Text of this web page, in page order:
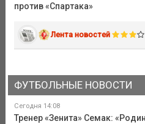
против «Спартака»
Лента новостей
ФУТБОЛЬНЫЕ НОВОСТИ
Сегодня 14:08
Тренер «Зенита» Семак: